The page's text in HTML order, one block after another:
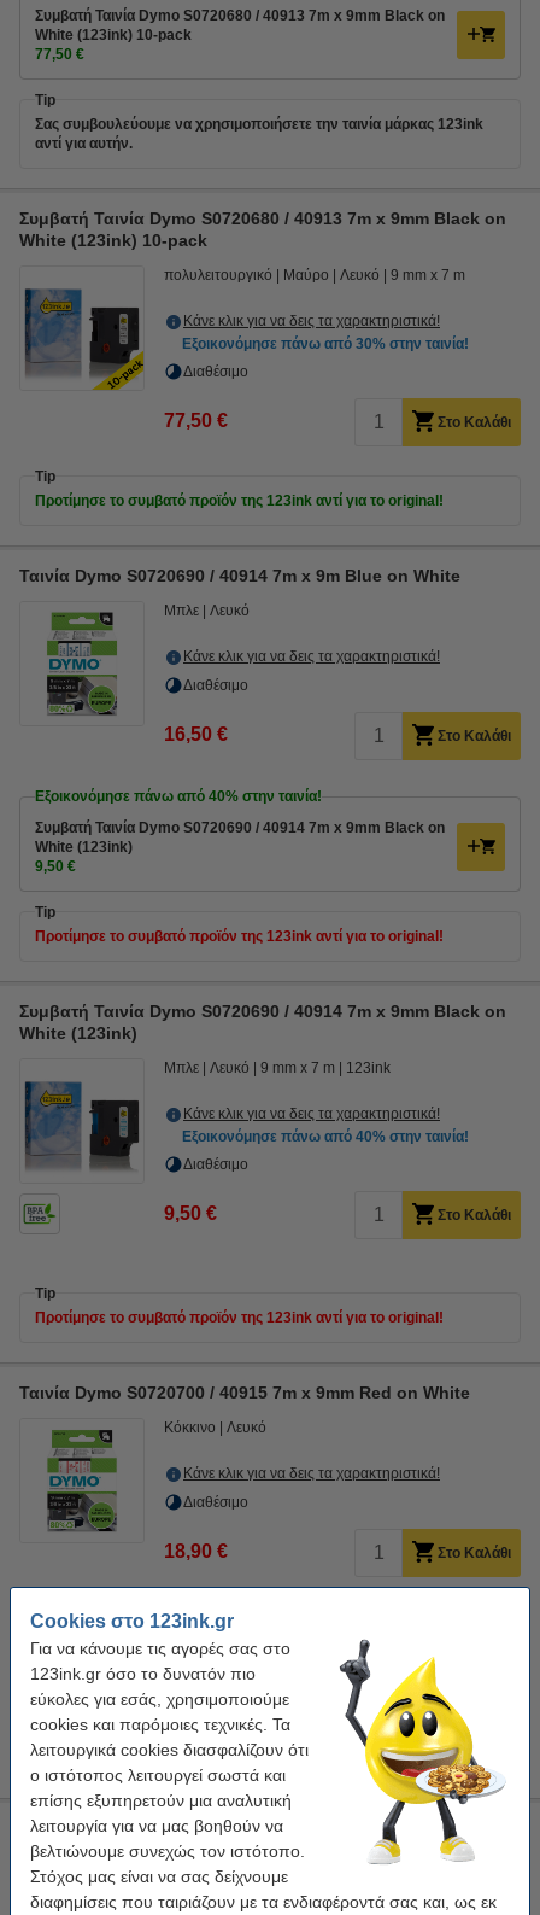
Cookies στο 123ink.gr
Για να κάνουμε τις αγορές σας στο
123ink.gr όσο το δυνατόν πιο
εύκολες για εσάς, χρησιμοποιούμε
cookies και παρόμοιες τεχνικές. Τα
λειτουργικά cookies διασφαλίζουν ότι
ο ιστότοπος λειτουργεί σωστά και
επίσης εξυπηρετούν μια αναλυτική
λειτουργία για να μας βοηθούν να
βελτιώνουμε συνεχώς τον ιστότοπο.
Στόχος μας είναι να σας δείχνουμε
διαφημίσεις που ταιριάζουν με τα ενδιαφέροντά σας και, ως εκ
Συμβατή Ταινία Dymo S0720680 / 40913 7m x 9mm Black on
White (123ink) 10-pack
77,50 €
Tip
Σας συμβουλεύουμε να χρησιμοποιήσετε την ταινία μάρκας 123ink
αντί για αυτήν.
Συμβατή Ταινία Dymo S0720680 / 40913 7m x 9mm Black on
White (123ink) 10-pack
πολυλειτουργικό Μαύρο Λευκό 9 mm x 7 m
Κάνε κλικ για να δεις τα χαρακτηριστικά!
Εξοικονόμησε πάνω από 30% στην ταινία!
Διαθέσιμο
77,50 € Στο Καλάθι
Tip
Προτίμησε το συμβατό προϊόν της 123ink αντί για το original!
Ταινία Dymo S0720690 / 40914 7m x 9m Blue on White
Μπλε Λευκό
Κάνε κλικ για να δεις τα χαρακτηριστικά!
Διαθέσιμο
16,50 € Στο Καλάθι
Εξοικονόμησε πάνω από 40% στην ταινία!
Συμβατή Ταινία Dymo S0720690 / 40914 7m x 9mm Black on
White (123ink)
9,50 €
Tip
Προτίμησε το συμβατό προϊόν της 123ink αντί για το original!
Συμβατή Ταινία Dymo S0720690 / 40914 7m x 9mm Black on
White (123ink)
Μπλε Λευκό 9 mm x 7 m 123ink
Κάνε κλικ για να δεις τα χαρακτηριστικά!
Εξοικονόμησε πάνω από 40% στην ταινία!
Διαθέσιμο
9,50 € Στο Καλάθι
Tip
Προτίμησε το συμβατό προϊόν της 123ink αντί για το original!
Ταινία Dymo S0720700 / 40915 7m x 9mm Red on White
Κόκκινο Λευκό
Κάνε κλικ για να δεις τα χαρακτηριστικά!
Διαθέσιμο
18,90 € Στο Καλάθι
Εξοικονόμησε σχεδόν50%στην ταινία!
Συμβατή Ταινία Dymo S0720700 / 40915 7m x 9mm Red on
White (123ink)
9,50 €
Tip
Προτίμησε το συμβατό προϊόν της 123ink αντί για το original!
Συμβατή Ταινία Dymo S0720700 / 40915 7m x 9mm Red on
White (123ink)
Κόκκινο Λευκό 9 mm x 7 m